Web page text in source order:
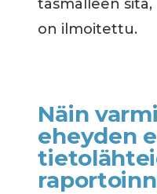
täsmälleen sitä,
on ilmoitettu.
Näin
eheyden